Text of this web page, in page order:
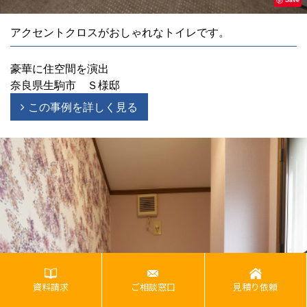
アクセントクロスがおしゃれなトイレです。
豪華に住空間を演出
奈良県生駒市 Ｓ様邸
この事例を詳しく見る
資料請求 ご相談窓口 見積り依頼